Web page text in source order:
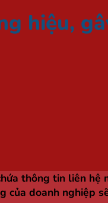
hiệu,
thông tin liên hệ
doanh nghiệp